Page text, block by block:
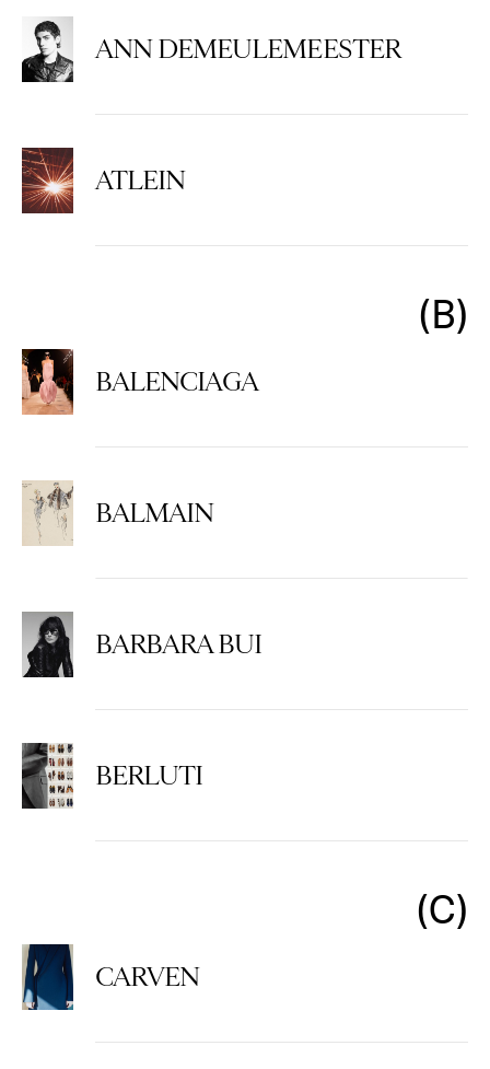
ANN DEMEULEMEESTER
ATLEIN
B
BALENCIAGA
BALMAIN
BARBARA BUI
BERLUTI
C
CARVEN